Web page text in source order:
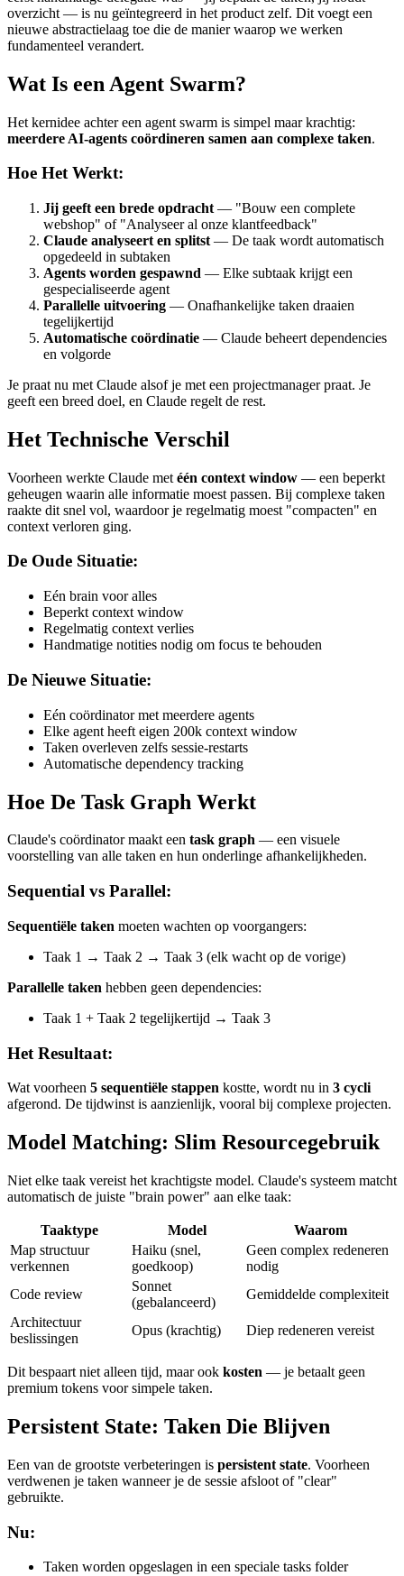
overzicht — is nu geïntegreerd in het product zelf. Dit voegt een
nieuwe abstractielaag toe die de manier waarop we werken
fundamenteel verandert.
Wat Is een Agent Swarm?
Het kernidee achter een agent swarm is simpel maar krachtig:
meerdere AI-agents coördineren samen aan complexe taken.
Hoe Het Werkt:
Jij geeft een brede opdracht — "Bouw een complete
webshop" of "Analyseer al onze klantfeedback"
Claude analyseert en splitst — De taak wordt automatisch
opgedeeld in subtaken
Agents worden gespawnd — Elke subtaak krijgt een
gespecialiseerde agent
Parallelle uitvoering — Onafhankelijke taken draaien
tegelijkertijd
Automatische coördinatie — Claude beheert dependencies
en volgorde
Je praat nu met Claude alsof je met een projectmanager praat. Je
geeft een breed doel, en Claude regelt de rest.
Het Technische Verschil
Voorheen werkte Claude met één context window — een beperkt
geheugen waarin alle informatie moest passen. Bij complexe taken
raakte dit snel vol, waardoor je regelmatig moest "compacten" en
context verloren ging.
De Oude Situatie:
Eén brain voor alles
Beperkt context window
Regelmatig context verlies
Handmatige notities nodig om focus te behouden
De Nieuwe Situatie:
Eén coördinator met meerdere agents
Elke agent heeft eigen 200k context window
Taken overleven zelfs sessie-restarts
Automatische dependency tracking
Hoe De Task Graph Werkt
Claude's coördinator maakt een task graph — een visuele
voorstelling van alle taken en hun onderlinge afhankelijkheden.
Sequential vs Parallel:
Sequentiële taken moeten wachten op voorgangers:
Taak 1 → Taak 2 → Taak 3 (elk wacht op de vorige)
Parallelle taken hebben geen dependencies:
Taak 1 + Taak 2 tegelijkertijd → Taak 3
Het Resultaat:
Wat voorheen 5 sequentiële stappen kostte, wordt nu in 3 cycli
afgerond. De tijdwinst is aanzienlijk, vooral bij complexe projecten.
Model Matching: Slim Resourcegebruik
Niet elke taak vereist het krachtigste model. Claude's systeem matcht
automatisch de juiste "brain power" aan elke taak:
Taaktype Model
Waarom
Map structuur
verkennen
Haiku (snel,
goedkoop)
Geen complex redeneren
nodig
Code review
Sonnet
(gebalanceerd)
Gemiddelde complexiteit
Architectuur
beslissingen
Opus (krachtig) Diep redeneren vereist
Dit bespaart niet alleen tijd, maar ook kosten — je betaalt geen
premium tokens voor simpele taken.
Persistent State: Taken Die Blijven
Een van de grootste verbeteringen is persistent state. Voorheen
verdwenen je taken wanneer je de sessie afsloot of "clear"
gebruikte.
Nu:
Taken worden opgeslagen in een speciale tasks folder